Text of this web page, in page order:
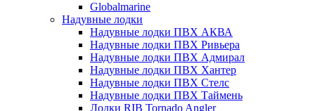
Globalmarine
Надувные лодки
Надувные лодки ПВХ АКВА
Надувные лодки ПВХ Ривьера
Надувные лодки ПВХ Адмирал
Надувные лодки ПВХ Хантер
Надувные лодки ПВХ Стелс
Надувные лодки ПВХ Таймень
Лодки RIB Tornado Angler